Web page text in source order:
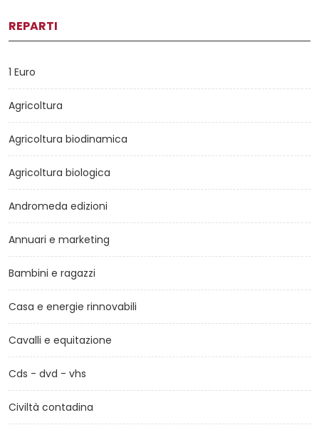
REPARTI
1 Euro
Agricoltura
Agricoltura biodinamica
Agricoltura biologica
Andromeda edizioni
Annuari e marketing
Bambini e ragazzi
Casa e energie rinnovabili
Cavalli e equitazione
Cds - dvd - vhs
Civiltà contadina